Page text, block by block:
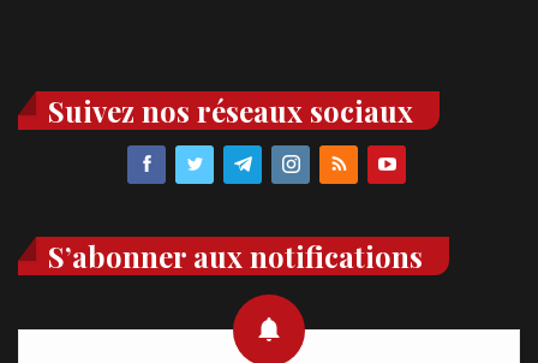
Suivez nos réseaux sociaux
S’abonner aux notifications